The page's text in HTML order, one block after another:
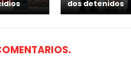
dos detenidos